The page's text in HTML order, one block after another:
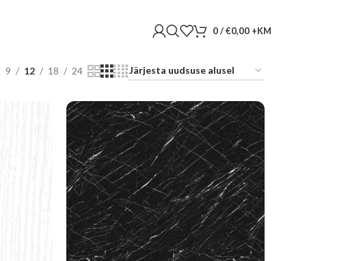
0/€0,00
9 12 18 24